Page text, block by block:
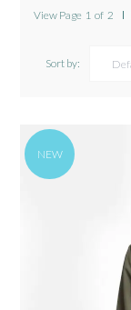
View Page 1 of 2
Sort by:
NEW